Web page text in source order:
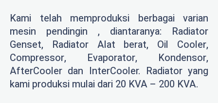
Kami telah memproduksi berbagai varian
mesin pendingin , diantaranya: Radiator
Genset, Radiator Alat berat, Oil Cooler,
Compressor, Evaporator, Kondensor,
AfterCooler dan InterCooler. Radiator yang
kami produksi mulai dari 20 KVA – 200 KVA.